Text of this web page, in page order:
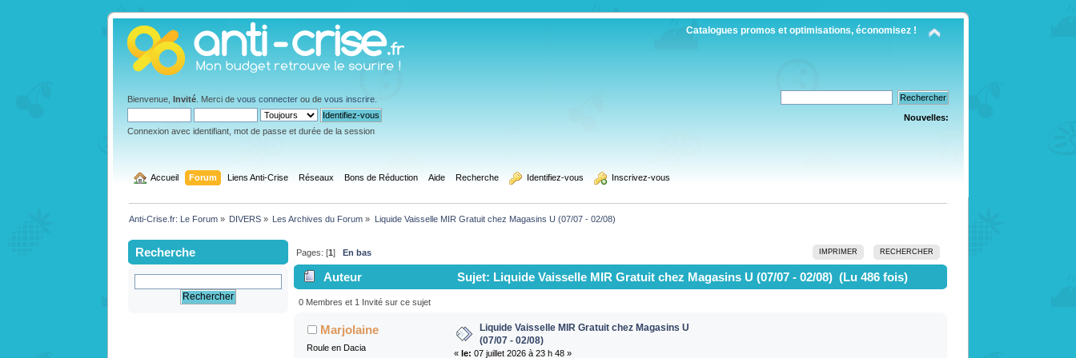
Catalogues promos et optimisations, économisez !
Bienvenue,Invité . Merci devous connecter ou devous inscrire
Connexion avec identifiant, mot de passe et durée de la session
Nouvelles:
Accueil Forum Liens Anti-Crise Réseaux Bons de Réduction Aide Recherche Identifiez-vous Inscrivez-vous
Anti-Crise.fr: Le Forum» DIVERS» Les Archives du Forum » Liquide Vaisselle MIR Gratuit chez Magasins U (07/07 - 02/08)
Recherche IMPRIMER RECHERCHER
Pages: [1] En bas
Auteur Sujet: Liquide Vaisselle MIR Gratuit chez Magasins U (07/07 - 02/08) (Lu 486 fois)
0 Membres et 1 Invité sur ce sujet
Marjolaine
Roule en Dacia
Liquide Vaisselle MIR Gratuit chez Magasins U
(07/07 - 02/08)
«le: 07 juillet 2026 à 23 h 48 »